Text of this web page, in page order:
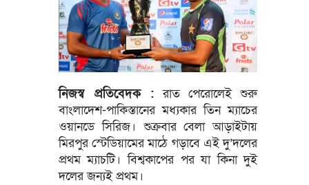
নিজস্ব প্রতিবেদক : রাত পেরোলেই শুরু
বাংলাদেশ-পাকিস্তানের মধ্যকার তিন ম্যাচের
ওয়ানডে সিরিজ। শুক্রবার বেলা আড়াইটায়
মিরপুর স্টেডিয়ামের মাঠে গড়াবে এই দু’দলের
প্রথম ম্যাচটি। বিশ্বকাপের পর যা কিনা দুই
দলের জন্যই প্রথম।